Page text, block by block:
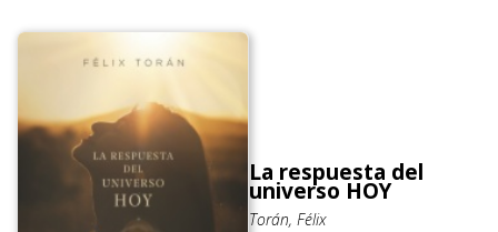
La respuesta del
universo HOY
Torán, Félix